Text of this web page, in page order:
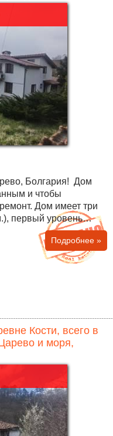
Болгария! Дом
чтобы
Дом имеет три
кухонной
спальня. Второй
лестница на
Подробнее »
Кости, всего в
и моря,